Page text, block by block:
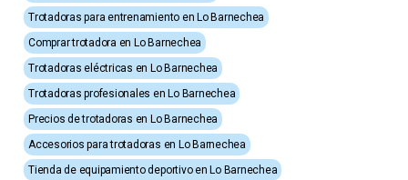
Trotadoras para entrenamiento en Lo Barnechea
Comprar trotadora en Lo Barnechea
Trotadoras eléctricas en Lo Barnechea
Trotadoras profesionales en Lo Barnechea
Precios de trotadoras en Lo Barnechea
Accesorios para trotadoras en Lo Barnechea
Tienda de equipamiento deportivo en Lo Barnechea